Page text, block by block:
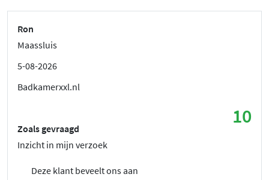
Ron
Maassluis
5-08-2026
Badkamerxxl.nl
10
Zoals gevraagd
Inzicht in mijn verzoek
Deze klant beveelt ons aan